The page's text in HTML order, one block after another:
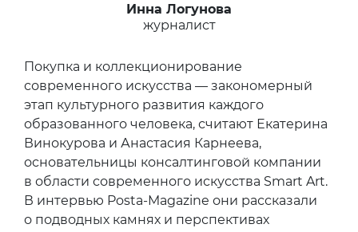
Инна Логунова
журналист
Покупка и коллекционирование
современного искусства — закономерный
этап культурного развития каждого
образованного человека, считают Екатерина
Винокурова и Анастасия Карнеева,
основательницы консалтинговой компании
в области современного искусства Smart Art.
В интервью Posta-Magazine они рассказали
о подводных камнях и перспективах